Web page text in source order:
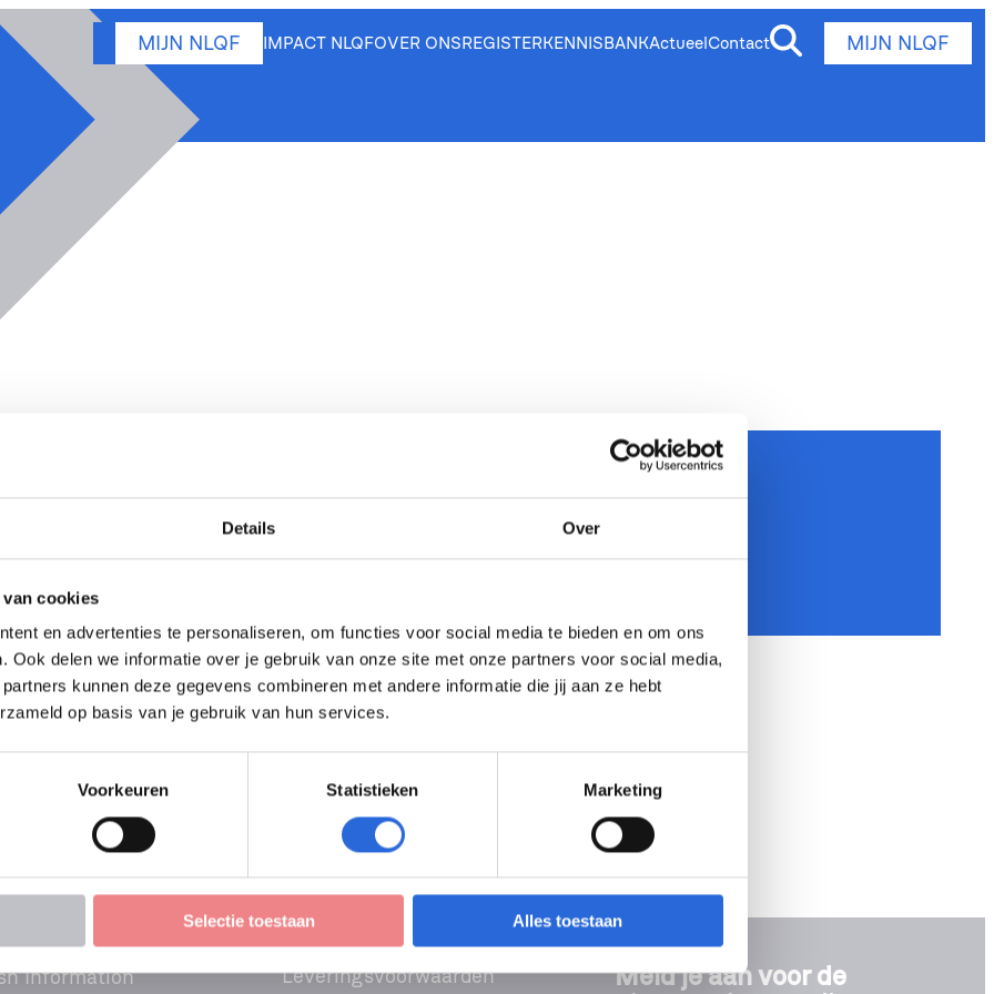
Details Over
cookies
en advertenties te personaliseren, om functies voor social media te bieden en om ons
Ook delen we informatie over je gebruik van onze site met onze partners voor social media,
kunnen deze gegevens combineren met andere informatie die jij aan ze hebt
op basis van je gebruik van hun services.
Voorkeuren Statistieken Marketing
Selectie toestaan Alles toestaan
MIJN NLQF IMPACT NLQFOVER ONSREGISTERKENNISBANKActueelContact MIJN NLQF
Infra (Niveau 4)
Gebouwde Omgeving
Information Leveringsvoorwaarden
Meld je aan voor de